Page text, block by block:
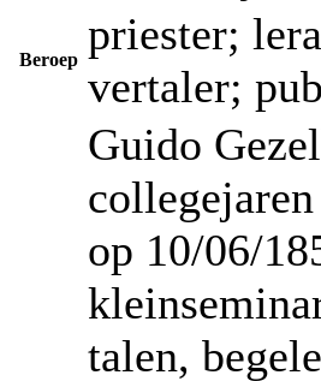
Beroep
priester;
vertaler;
Guido
op 10/06/
talen,